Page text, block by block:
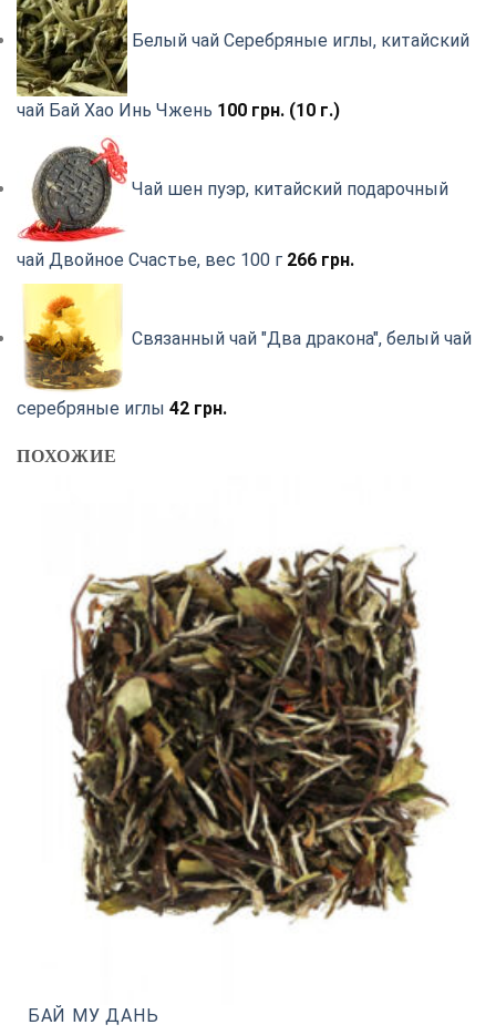
Белый чай Серебряные иглы, китайский
чай Бай Хао Инь Чжень 100 грн. (10 г.)
Чай шен пуэр, китайский подарочный
чай Двойное Счастье, вес 100 г 266 грн.
Связанный чай "Два дракона", белый чай
серебряные иглы 42 грн.
ПОХОЖИЕ
БАЙ МУ ДАНЬ